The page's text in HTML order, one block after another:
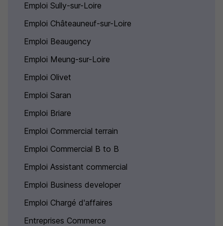
Emploi Sully-sur-Loire
Emploi Châteauneuf-sur-Loire
Emploi Beaugency
Emploi Meung-sur-Loire
Emploi Olivet
Emploi Saran
Emploi Briare
Emploi Commercial terrain
Emploi Commercial B to B
Emploi Assistant commercial
Emploi Business developer
Emploi Chargé d'affaires
Entreprises Commerce